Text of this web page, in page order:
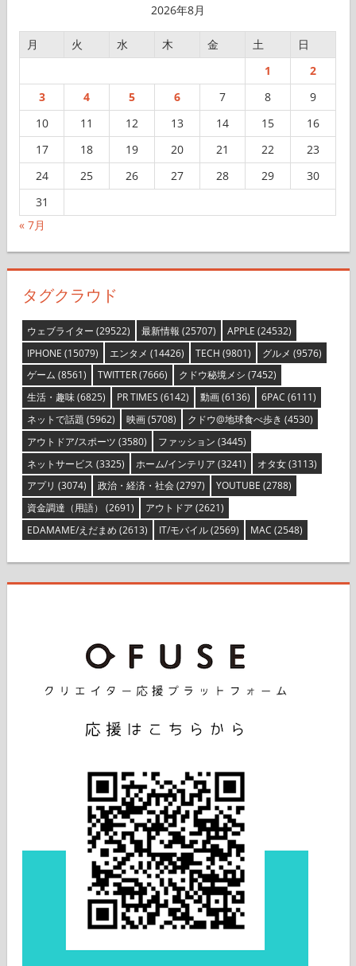
2026年8月
月 火 水 木 金 土
日
1
2
3
4 5 6 7 8
9
10
11 12 13 14 15
16
17
18 19 20 21 22
23
24
25 26 27 28 29
30
31
« 7月
タグクラウド
ウェブライター (29522) 最新情報 (25707) APPLE (24532)
IPHONE (15079) エンタメ (14426) TECH (9801) グルメ (9576)
ゲーム (8561) TWITTER(7666) クドウ秘境メシ (7452)
生活・趣味(6825) PR TIMES (6142) 動画(6136) 6PAC (6111)
ネットで話題 (5962) 映画(5708) クドウ@地球食べ歩き (4530)
アウトドア/スポーツ (3580) ファッション (3445)
ネットサービス (3325) ホーム/インテリア (3241) オタ女(3113)
アプリ (3074) 政治・経済・社会(2797) YOUTUBE (2788)
資金調達（用語） (2691) アウトドア (2621)
EDAMAME/えだまめ (2613) IT/モバイル(2569) MAC (2548)